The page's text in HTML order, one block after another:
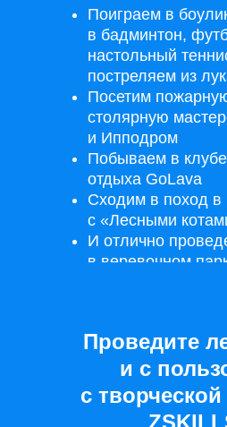
Поиграем в
в бадминтон,
настольный
постреляем из
Посетим
столярную
и Ипподром
Побываем в клубе
отдыха GoLava
Сходим в поход в
с «Лесными
И отлично
в веревочном
Проведите
и с
с